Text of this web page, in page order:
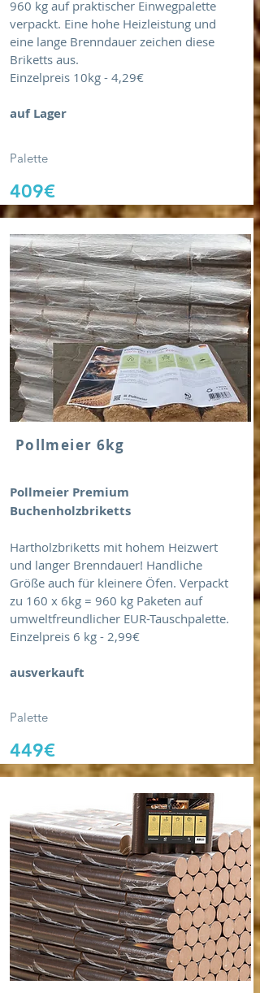
960 kg auf praktischer Einwegpalette
verpackt. Eine hohe Heizleistung und
eine lange Brenndauer zeichen diese
Briketts aus.
Einzelpreis 10kg - 4,29€
auf Lager
Palette
409€
Pollmeier 6kg
Pollmeier Premium
Buchenholzbriketts
Hartholzbriketts mit hohem Heizwert
und langer Brenndauer! Handliche
Größe auch für kleinere Öfen. Verpackt
zu 160 x 6kg = 960 kg Paketen auf
umweltfreundlicher EUR-Tauschpalette.
Einzelpreis 6 kg - 2,99€
ausverkauft
Palette
449€